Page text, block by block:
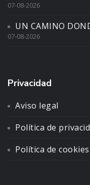
07-08-2026
UN CAMINO
07-08-2026
Privacidad
Aviso legal
Política de
Política de cookies